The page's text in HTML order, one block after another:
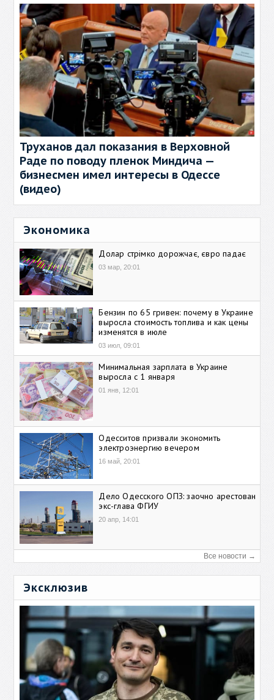
Труханов дал показания в Верховной
Раде по поводу пленок Миндича —
бизнесмен имел интересы в Одессе
(видео)
Экономика
Долар стрімко дорожчає, євро падає
03 мар, 20:01
Бензин по 65 гривен: почему в Украине
выросла стоимость топлива и как цены
изменятся в июле
03 июл, 09:01
Минимальная зарплата в Украине
выросла с 1 января
01 янв, 12:01
Одесситов призвали экономить
электроэнергию вечером
16 май, 20:01
Дело Одесского ОПЗ: заочно арестован
экс-глава ФГИУ
20 апр, 14:01
Все новости →
Эксклюзив